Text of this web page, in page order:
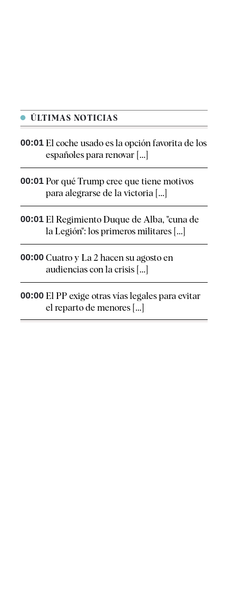
ÚLTIMAS NOTICIAS
00:01 El coche usado es la opción favorita de los
españoles para renovar [...]
00:01 Por qué Trump cree que tiene motivos
para alegrarse de la victoria [...]
00:01 El Regimiento Duque de Alba, "cuna de
la Legión": los primeros militares [...]
00:00 Cuatro y La 2 hacen su agosto en
audiencias con la crisis [...]
00:00 El PP exige otras vías legales para evitar
el reparto de menores [...]